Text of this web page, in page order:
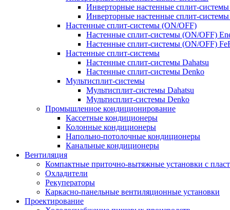
Инверторные настенные сплит-
Инверторные настенные сплит-
Настенные сплит-системы (ON/OFF)
Настенные сплит-системы (ON/OFF)
Настенные сплит-системы (ON/OFF)
Настенные сплит-системы
Настенные сплит-системы Dahatsu
Настенные сплит-системы Denko
Мультисплит-системы
Мультисплит-системы Dahatsu
Мультисплит-системы Denko
Промышленное кондиционирование
Кассетные кондиционеры
Колонные кондиционеры
Напольно-потолочные кондиционеры
Канальные кондиционеры
Вентиляция
Компактные приточно-вытяжные установки с
Охладители
Рекуператоры
Каркасно-панельные вентиляционные установки
Проектирование